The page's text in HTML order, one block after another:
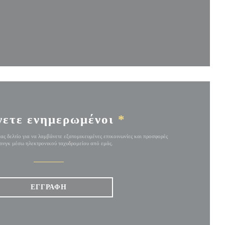
ενημερωμένοι *
δελτίο για να λαμβάνετε εξατομικευμένες επικοινωνίες και προσφορές
μέσω ηλεκτρονικού ταχυδρομείου από εμάς.
ΕΓΓΡΑΦΉ